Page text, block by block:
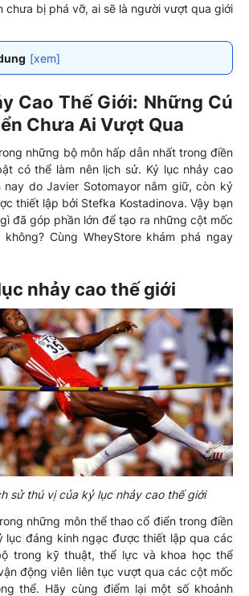
chưa bị phá vỡ, ai sẽ là người vượt qua giới
[xem]
Cao Thế Giới: Những Cú
Chưa Ai Vượt Qua
những bộ môn hấp dẫn nhất trong điền
có thể làm nên lịch sử. Kỷ lục nhảy cao
nay do Javier Sotomayor nắm giữ, còn kỷ
thiết lập bởi Stefka Kostadinova. Vậy bạn
đã góp phần lớn để tạo ra những cột mốc
Cùng WheyStore khám phá ngay
nhảy cao thế giới
sử thú vị của kỷ lục nhảy cao thế giới
những môn thể thao cổ điển trong điền
lục đáng kinh ngạc được thiết lập qua các
trong kỹ thuật, thể lực và khoa học thể
động viên liên tục vượt qua các cột mốc
thể. Hãy cùng điểm lại một số khoảnh